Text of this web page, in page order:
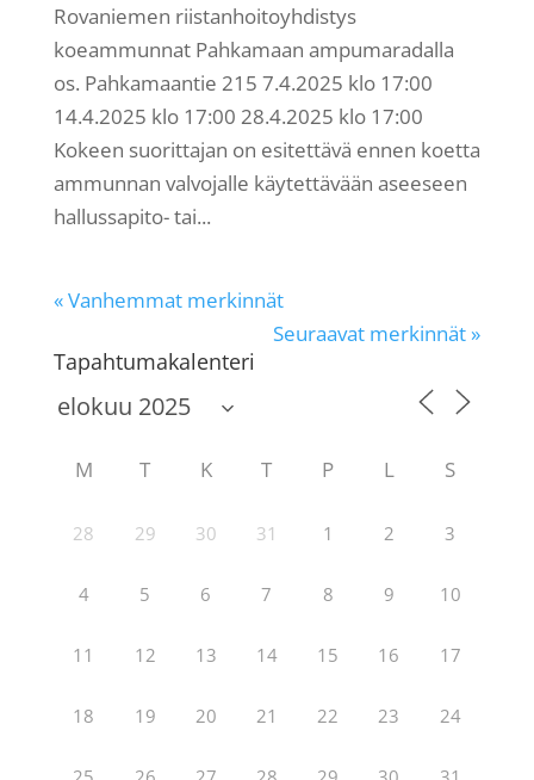
Rovaniemen riistanhoitoyhdistys
koeammunnat Pahkamaan ampumaradalla
os. Pahkamaantie 215 7.4.2025 klo 17:00
14.4.2025 klo 17:00 28.4.2025 klo 17:00
Kokeen suorittajan on esitettävä ennen koetta
ammunnan valvojalle käytettävään aseeseen
hallussapito- tai...
« Vanhemmat merkinnät
Seuraavat merkinnät »
Tapahtumakalenteri
M T K T P L S
28 29 30 31 1 2 3
4 5 6 7 8 9 10
11 12 13 14 15 16 17
18 19 20 21 22 23 24